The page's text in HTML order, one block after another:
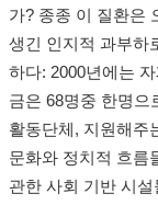
가? 종종 이 질환은
생긴 인지적 과부하
하다: 2000년에는
금은 68명중 한명으
활동단체 , 지원해주
문화와 정치적 흐름
관한 사회 기반 시